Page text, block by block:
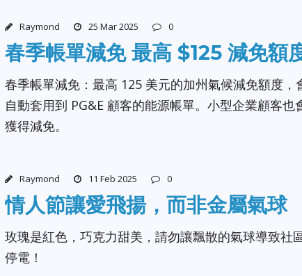
Raymond 25 Mar 2025 0
春季帳單減免 最高 $125 減免額
春季帳單減免：最高 125 美元的加州氣候減免額度，
自動套用到 PG&E 顧客的能源帳單。小型企業顧客也
獲得減免。
Raymond 11 Feb 2025 0
情人節讓愛飛揚，而非金屬氣球
玫瑰是紅色，巧克力甜美，請勿讓飄散的氣球導致社
停電！